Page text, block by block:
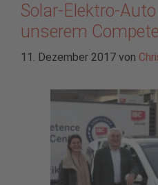
Solar-Elektro-Auto
unserem
11. Dezember 2017 von